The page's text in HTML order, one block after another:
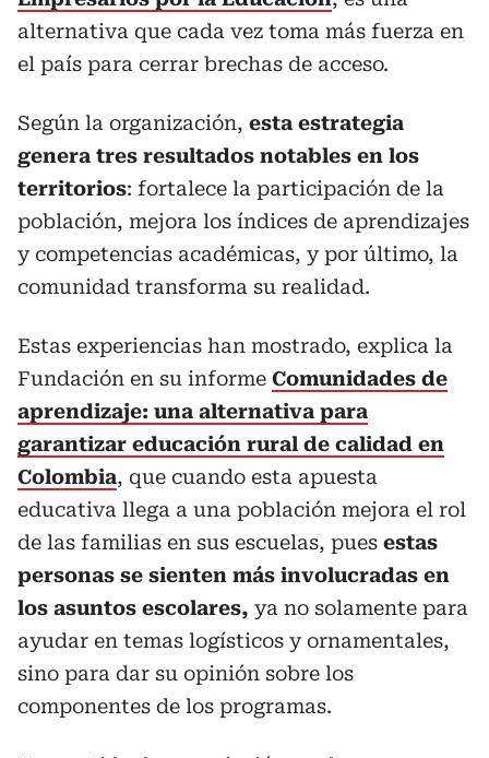
alternativa que cada vez toma más fuerza en
el país para cerrar brechas de acceso.
Según la organización, esta estrategia
genera tres resultados notables en los
territorios: fortalece la participación de la
población, mejora los índices de aprendizajes
y competencias académicas, y por último, la
comunidad transforma su realidad.
Estas experiencias han mostrado, explica la
Fundación en su informe Comunidades de
aprendizaje: una alternativa para
garantizar educación rural de calidad en
Colombia, que cuando esta apuesta
educativa llega a una población mejora el rol
de las familias en sus escuelas, pues estas
personas se sienten más involucradas en
los asuntos escolares, ya no solamente para
ayudar en temas logísticos y ornamentales,
sino para dar su opinión sobre los
componentes de los programas.